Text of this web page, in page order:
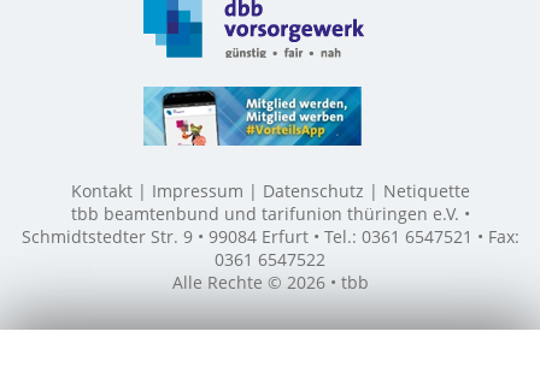
Kontakt Impressum Datenschutz
Netiquette
tbb beamtenbund und tarifunion thüringen e.V. •
Schmidtstedter Str. 9 • 99084 Erfurt • Tel.: 0361 6547521 • Fax:
0361 6547522
Alle Rechte © 2026 • tbb